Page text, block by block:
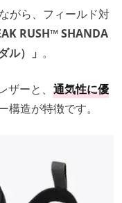
がら、フィールド対
RUSH™ SHANDA
ル）」 。
ーと、 通気性に優
構造が特徴です。